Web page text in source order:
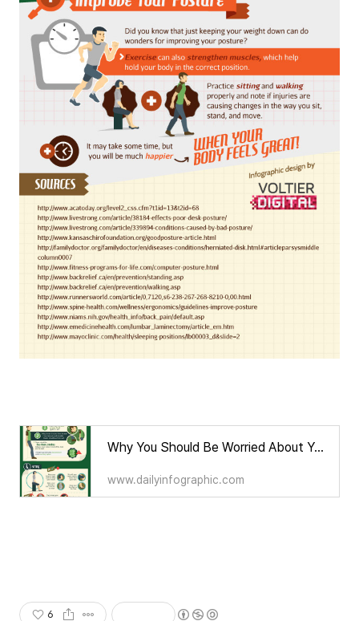
Why You Should Be Worried About Your Posture | Daily InfographicDaily Infographic
www.dailyinfographic.com
6